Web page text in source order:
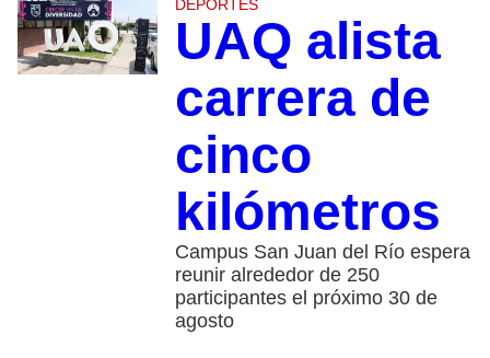
DEPORTES
UAQ alista
carrera de
cinco
kilómetros
Campus San Juan del Río espera
reunir alrededor de 250
participantes el próximo 30 de
agosto